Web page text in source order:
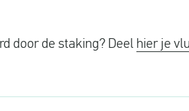
door de staking? Deel hier je